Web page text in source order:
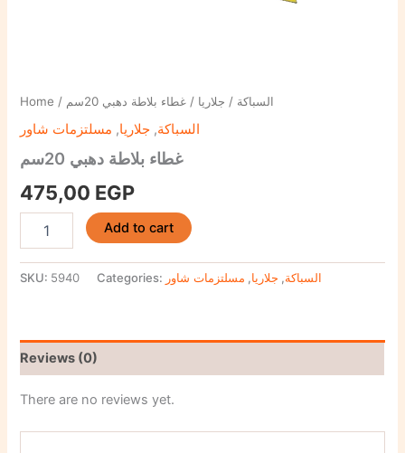
Home / السباكة / جلاريا / غطاء بلاطة دهبي 20سم
السباكة, جلاريا, مسلتزمات شاور
غطاء بلاطة دهبي 20سم
475,00 EGP
Add to cart
SKU: 5940 Categories: السباكة, جلاريا, مسلتزمات شاور
Reviews (0)
There are no reviews yet.